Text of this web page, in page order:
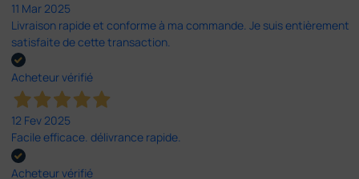
11 Mar 2025
Livraison rapide et conforme à ma commande. Je suis entièrement
satisfaite de cette transaction.
Acheteur vérifié
12 Fev 2025
Facile efficace. délivrance rapide.
Acheteur vérifié